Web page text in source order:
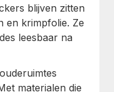
blijven zitten
en krimpfolie. Ze
leesbaar na
materialen die